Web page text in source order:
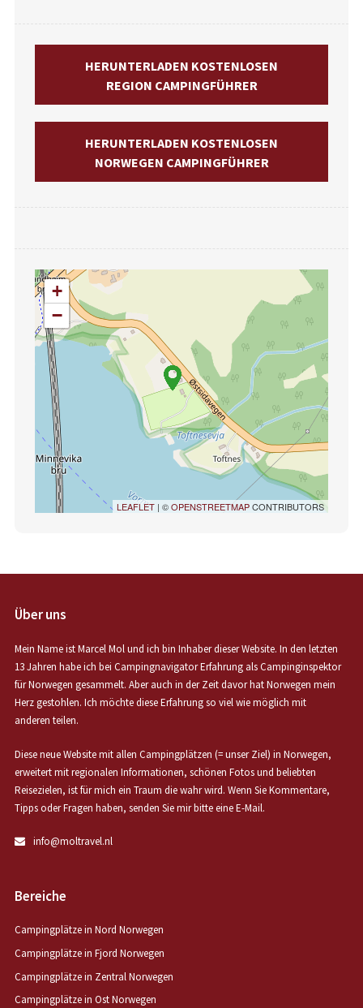
HERUNTERLADEN KOSTENLOSEN
REGION CAMPINGFÜHRER
HERUNTERLADEN KOSTENLOSEN
NORWEGEN CAMPINGFÜHRER
+
−
LEAFLET | ©OPENSTREETMAPCONTRIBUTORS
Über uns
Mein Name ist Marcel Mol und ich bin Inhaber dieser Website. In den letzten
13 Jahren habe ich bei Campingnavigator Erfahrung als Campinginspektor
für Norwegen gesammelt. Aber auch in der Zeit davor hat Norwegen mein
Herz gestohlen. Ich möchte diese Erfahrung so viel wie möglich mit
anderen teilen.
Diese neue Website mit allen Campingplätzen (= unser Ziel) in Norwegen,
erweitert mit regionalen Informationen, schönen Fotos und beliebten
Reisezielen, ist für mich ein Traum die wahr wird. Wenn Sie Kommentare,
Tipps oder Fragen haben, senden Sie mir bitte eine E-Mail.
info@moltravel.nl
Bereiche
Campingplätze in Nord Norwegen
Campingplätze in Fjord Norwegen
Campingplätze in Zentral Norwegen
Campingplätze in Ost Norwegen